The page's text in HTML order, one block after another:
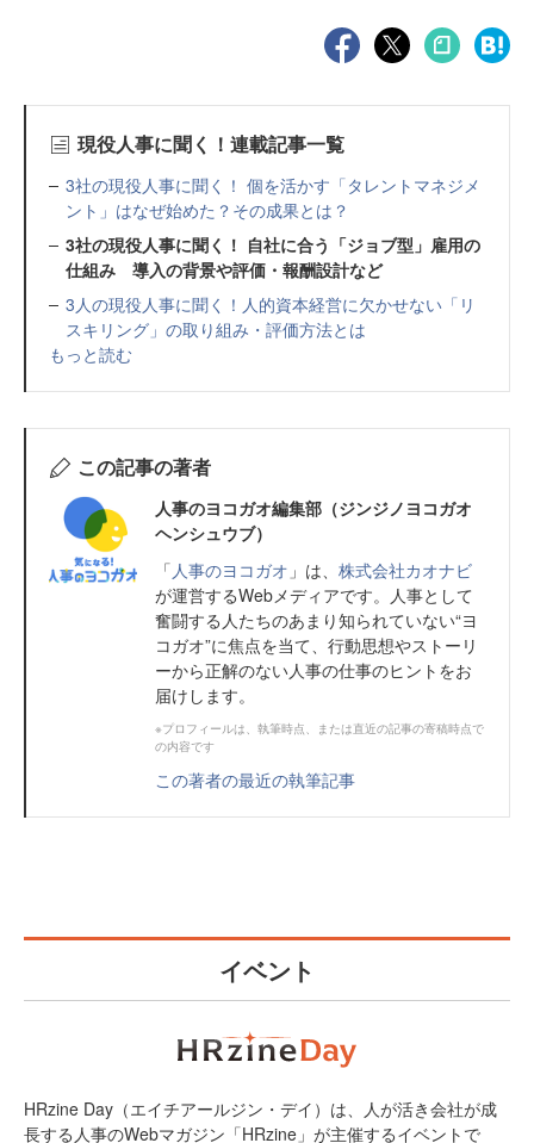
現役人事に聞く！連載記事一覧
3社の現役人事に聞く！ 個を活かす「タレントマネジメ
ント」はなぜ始めた？その成果とは？
3社の現役人事に聞く！ 自社に合う「ジョブ型」雇用の
仕組み 導入の背景や評価・報酬設計など
3人の現役人事に聞く！人的資本経営に欠かせない「リ
スキリング」の取り組み・評価方法とは
もっと読む
この記事の著者
人事のヨコガオ編集部（ジンジノヨコガオ
ヘンシュウブ）
「人事のヨコガオ 」は、 株式会社カオナビ
が運営するWebメディアです。人事として
奮闘する人たちのあまり知られていない“ヨ
コガオ”に焦点を当て、行動思想やストーリ
ーから正解のない人事の仕事のヒントをお
届けします。
※プロフィールは、執筆時点、または直近の記事の寄稿時点で
の内容です
この著者の最近の執筆記事
イベント
HRzine Day（エイチアールジン・デイ）は、人が活き会社が成
長する人事のWebマガジン「HRzine」が主催するイベントで